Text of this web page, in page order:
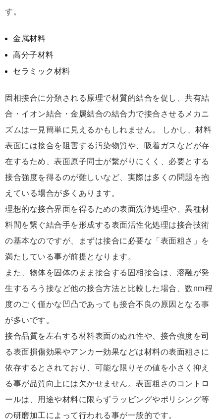
す。
金属材料
高分子材料
セラミック材料
固相接合に分類される原理で材質的結合を促し、共有結
合・イオン結合・金属結合の結合力で接合させるメカニ
ズムは一見簡単に見えるかもしれません。 しかし、材料
表面には接合を阻害する汚染物質や、吸着ガスなどが存
在するため、表面原子同士が繋がりにくく、必要とする
接合強度を得るのが難しいなど、実際は多くの問題を抱
えている場合が多くあります。
理想的な接合界面を得るための表面洗浄処理や、異種材
料間を繋ぐ結合手を形成する表面活性化処理は接合技術
の基本なのですが、まずは接合に必要な「表面粗さ」を
満たしている事が前提となります。
また、物体を固体のまま接合する固相接合は、溶融が発
生するろう接など他の接合方法と比較した場合、数nm程
度のごく僅かな凹凸であっても接合不良の原因となる事
が多いです。
接合品質を左右する材料表面のぬれ性や、接合強度を司
る表面損傷効果やアンカー効果などは材料の表面粗さに
依存するとされており、可能な限りその値を小さく抑え
る事が品質向上には欠かせません。表面粗さのコントロ
ールは、用途や材料に限らずラッピングやポリシング等
の研磨加工によって行われる事が一般的です。